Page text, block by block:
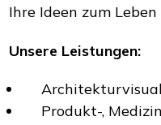
Ihre Ideen zum
Unsere Leistungen:
Produkt-,